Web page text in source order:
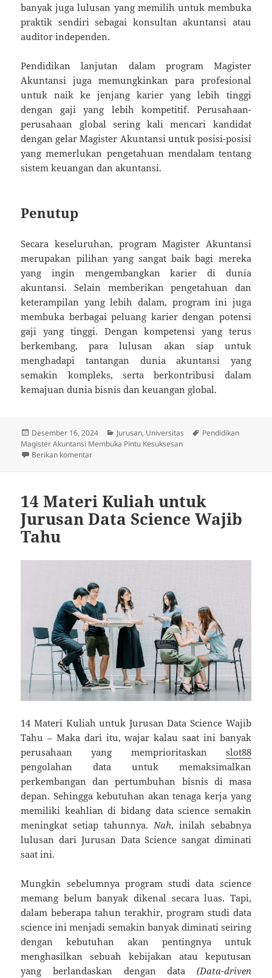
banyak juga lulusan yang memilih untuk membuka
praktik sendiri sebagai konsultan akuntansi atau
auditor independen.
Pendidikan lanjutan dalam program Magister
Akuntansi juga memungkinkan para profesional
untuk naik ke jenjang karier yang lebih tinggi
dengan gaji yang lebih kompetitif. Perusahaan-
perusahaan global sering kali mencari kandidat
dengan gelar Magister Akuntansi untuk posisi-posisi
yang memerlukan pengetahuan mendalam tentang
sistem keuangan dan akuntansi.
Penutup
Secara keseluruhan, program Magister Akuntansi
merupakan pilihan yang sangat baik bagi mereka
yang ingin mengembangkan karier di dunia
akuntansi. Selain memberikan pengetahuan dan
keterampilan yang lebih dalam, program ini juga
membuka berbagai peluang karier dengan potensi
gaji yang tinggi. Dengan kompetensi yang terus
berkembang, para lulusan akan siap untuk
menghadapi tantangan dunia akuntansi yang
semakin kompleks, serta berkontribusi dalam
kemajuan dunia bisnis dan keuangan global.
Diposkan
pada
Desember 16, 2024 Kategori
Jurusan, Universitas Tag
Pendidikan
Magister Akuntansi Membuka Pintu Kesuksesan
Berikan komentaruntuk Pendidikan Magister Akuntansi Membuka
14 Materi Kuliah untuk
Jurusan Data Science Wajib
Tahu
14 Materi Kuliah untuk Jurusan Data Science Wajib
Tahu – Maka dari itu, wajar kalau saat ini banyak
perusahaan yang memprioritaskan slot88
pengolahan data untuk memaksimalkan
perkembangan dan pertumbuhan bisnis di masa
depan. Sehingga kebutuhan akan tenaga kerja yang
memiliki keahlian di bidang data science semakin
meningkat setiap tahunnya.Nah, inilah sebabnya
lulusan dari Jurusan Data Science sangat diminati
saat ini.
Mungkin sebelumnya program studi data science
memang belum banyak dikenal secara luas. Tapi,
dalam beberapa tahun terakhir, program studi data
science ini menjadi semakin banyak diminati seiring
dengan kebutuhan akan pentingnya untuk
menghasilkan sebuah kebijakan atau keputusan
yang berlandaskan dengan data (Data-driven